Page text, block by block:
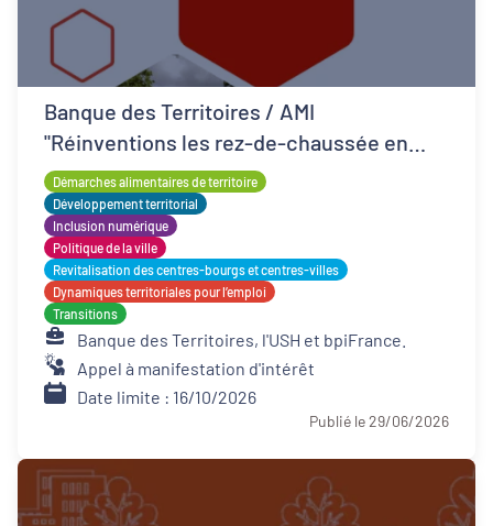
Banque des Territoires / AMI
"Réinventions les rez-de-chaussée en
QPV"
Démarches alimentaires de territoire
Développement territorial
Inclusion numérique
Politique de la ville
Revitalisation des centres-bourgs et centres-villes
Dynamiques territoriales pour l’emploi
Transitions
Banque des Territoires, l'USH et bpiFrance.
Appel à manifestation d'intérêt
Date limite : 16/10/2026
Publié le 29/06/2026